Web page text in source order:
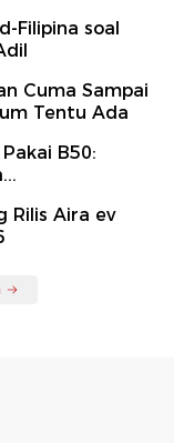
Filipina soal
Cuma Sampai
Tentu Ada
B50:
Rilis Aira ev